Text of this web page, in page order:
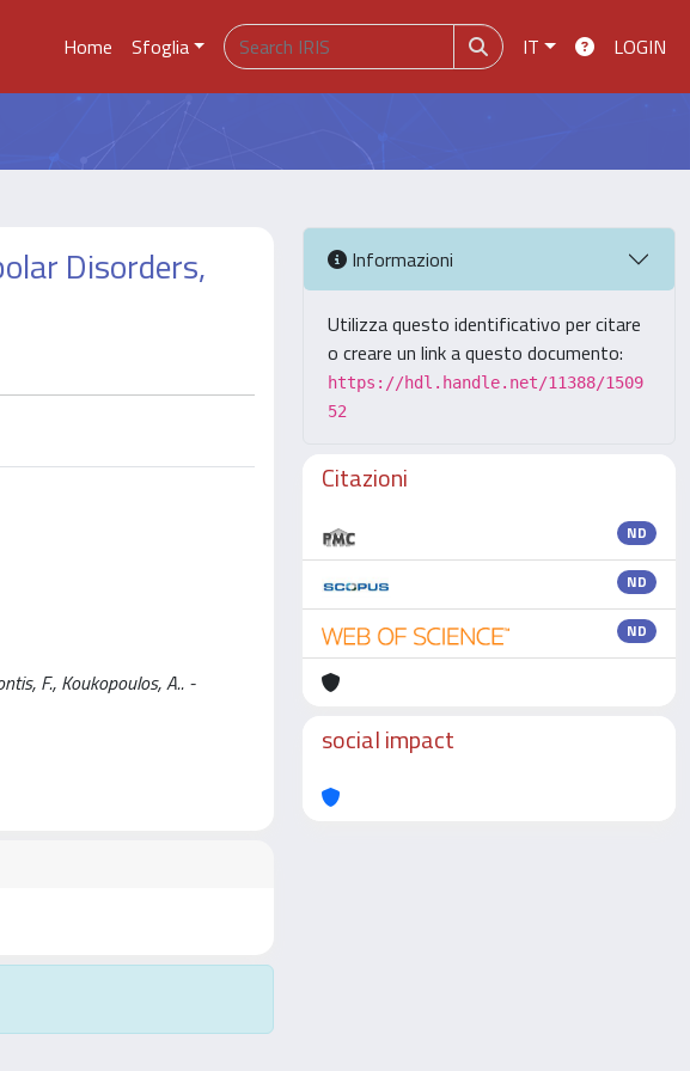
Home Sfoglia IT LOGIN
Disorders,
F., Koukopoulos, A.. -
Informazioni
Utilizza questo identificativo per citare
o creare un link a questo documento:
https://hdl.handle.net/11388/1509
52
Citazioni
ND
ND
ND
social impact